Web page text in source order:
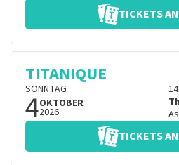
TICKETS
TITANIQUE
SONNTAG
4OKTOBER
2026
TICKETS